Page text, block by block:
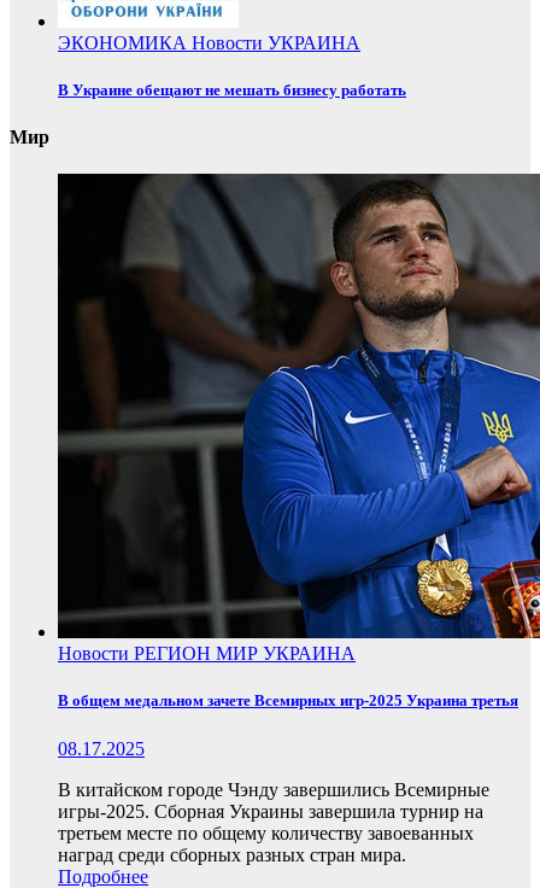
ЭКОНОМИКА Новости УКРАИНА
В Украине обещают не мешать бизнесу работать
Мир
Новости РЕГИОН МИР УКРАИНА
В общем медальном зачете Всемирных игр-2025 Украина третья
08.17.2025
В китайском городе Чэнду завершились Всемирные
игры-2025. Сборная Украины завершила турнир на
третьем месте по общему количеству завоеванных
наград среди сборных разных стран мира.
Подробнее